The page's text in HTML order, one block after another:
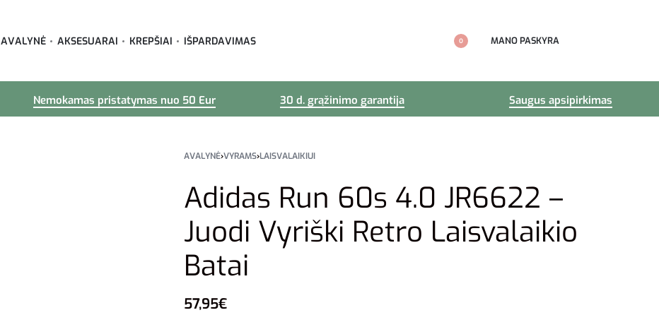
AVALYNĖ AKSESUARAI KREPŠIAI IŠPARDAVIMAS 0 MANO PASKYRA
Nemokamas pristatymas nuo 50 Eur 30 d. grąžinimo garantija Saugus apsipirkimas
AVALYNĖ›VYRAMS›LAISVALAIKIUI
Adidas Run 60s 4.0 JR6622 –
Juodi Vyriški Retro Laisvalaikio
Batai
57,95€